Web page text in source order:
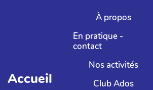
Aller au contenu principal
Accueil
À propos
En pratique -
contact
Nos activités
Club Ados